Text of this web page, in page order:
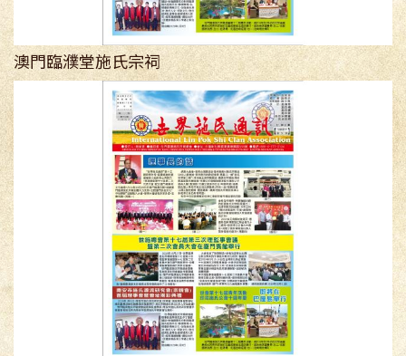
澳門臨濮堂施氏宗祠